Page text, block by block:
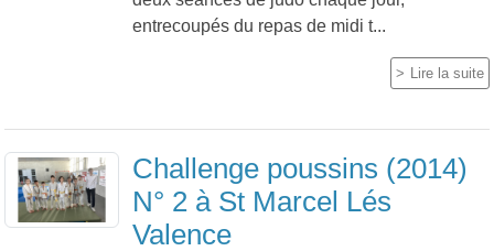
entrecoupés du repas de midi t...
Lire la suite
Challenge poussins (2014)
N° 2 à St Marcel Lés
Valence